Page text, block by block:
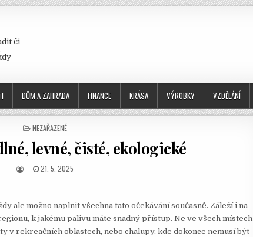
či
DŮM A ZAHRADA FINANCE KRÁSA VÝROBKY VZDĚLÁNÍ
POSTED
NEZAŘAZENÉ
levné, čisté, ekologické
AUTHOR:PUBLISHED
21. 5. 2025
ale možno naplnit všechna tato očekávání současně. Záleží i na
k jakému palivu máte snadný přístup. Ne ve všech místech
v rekreačních oblastech, nebo chalupy, kde dokonce nemusí být